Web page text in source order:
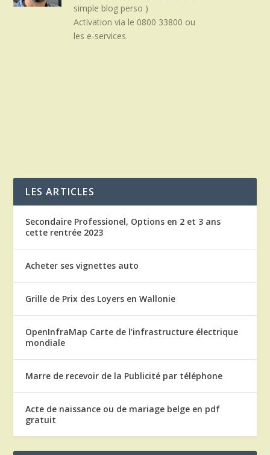
simple blog perso )
Activation via le 0800 33800 ou
les e-services.
LES ARTICLES
Secondaire Professionel, Options en 2 et 3 ans
cette rentrée 2023
Acheter ses vignettes auto
Grille de Prix des Loyers en Wallonie
OpenInfraMap Carte de l’infrastructure électrique
mondiale
Marre de recevoir de la Publicité par téléphone
Acte de naissance ou de mariage belge en pdf
gratuit